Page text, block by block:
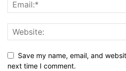
Save my name, email, and
next time I comment.